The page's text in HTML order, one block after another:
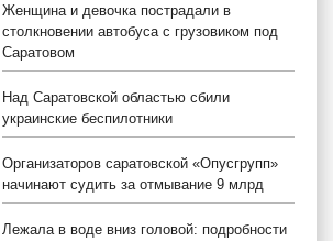
Женщина и девочка пострадали в
столкновении автобуса с грузовиком под
Саратовом
Над Саратовской областью сбили
украинские беспилотники
Организаторов саратовской «Опусгрупп»
начинают судить за отмывание 9 млрд
Лежала в воде вниз головой: подробности